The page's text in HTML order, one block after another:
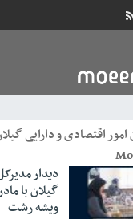
امور اقتصادی و دارایی
دیدار
گیلان با
ویشه رشت